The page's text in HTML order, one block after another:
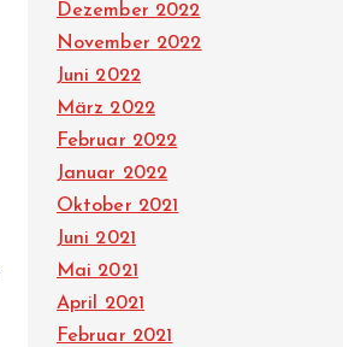
Dezember 2022
November 2022
Juni 2022
März 2022
Februar 2022
Januar 2022
Oktober 2021
Juni 2021
Mai 2021
April 2021
Februar 2021